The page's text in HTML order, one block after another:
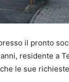
il pronto
residente a
le sue